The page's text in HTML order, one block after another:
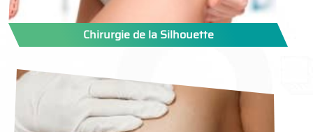
Chirurgie de la Silhouette